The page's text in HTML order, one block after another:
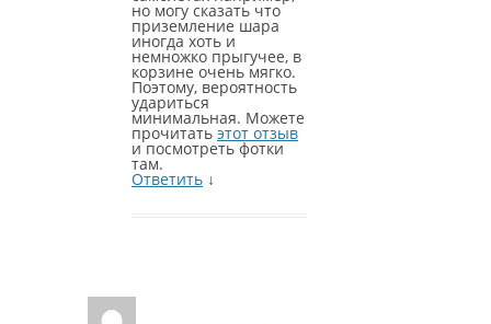
но могу сказать что
приземление шара
иногда хоть и
немножко прыгучее, в
корзине очень мягко.
Поэтому, вероятность
удариться
минимальная. Можете
прочитать этот отзыв
и посмотреть фотки
там.
Ответить ↓